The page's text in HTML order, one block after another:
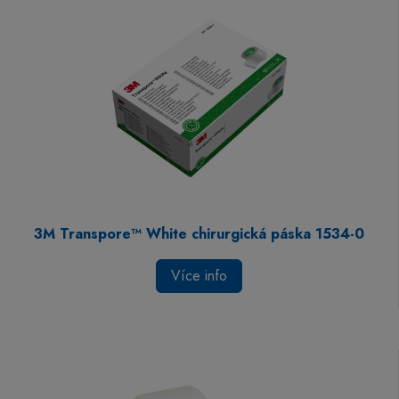
3M Transpore™ White chirurgická páska 1534-0
Více info